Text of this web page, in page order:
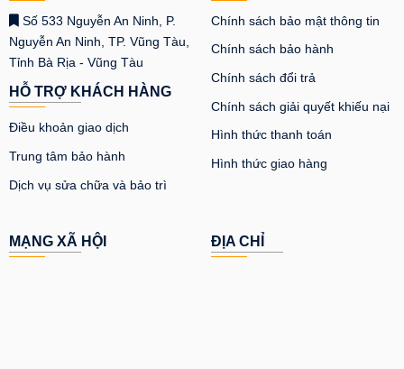
Số 533 Nguyễn An Ninh, P.
Nguyễn An Ninh, TP. Vũng Tàu,
Tỉnh Bà Rịa - Vũng Tàu
HỖ TRỢ KHÁCH HÀNG
Điều khoản giao dịch
Trung tâm bảo hành
Dịch vụ sửa chữa và bảo trì
Chính sách bảo mật thông tin
Chính sách bảo hành
Chính sách đổi trả
Chính sách giải quyết khiếu nại
Hình thức thanh toán
Hình thức giao hàng
MẠNG XÃ HỘI ĐỊA CHỈ